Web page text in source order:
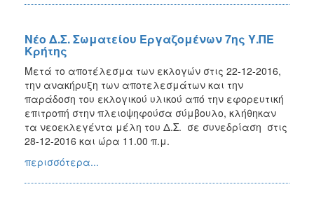
Νέο Δ.Σ. Σωματείου Εργαζομένων 7ης Υ.ΠΕ
Κρήτης
Μετά το αποτέλεσμα των εκλογών στις 22-12-2016,
την ανακήρυξη των αποτελεσμάτων και την
παράδοση του εκλογικού υλικού από την εφορευτική
επιτροπή στην πλειοψηφούσα σύμβουλο, κλήθηκαν
τα νεοεκλεγέντα μέλη του Δ.Σ. σε συνεδρίαση στις
28-12-2016 και ώρα 11.00 π.μ.
περισσότερα...